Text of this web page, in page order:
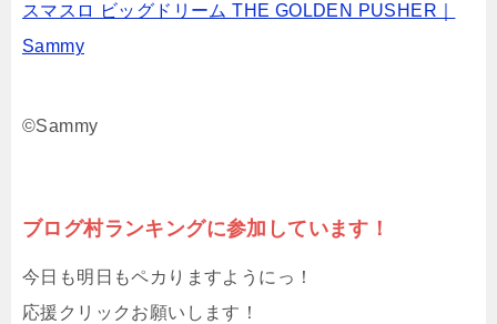
スマスロ ビッグドリーム THE GOLDEN PUSHER｜
Sammy
©Sammy
ブログ村ランキングに参加しています！
今日も明日もペカりますようにっ！
応援クリックお願いします！